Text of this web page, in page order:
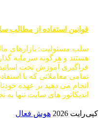
قوانین استفاده از مطالب
سلب مسئولیت: بازارهای
هستند و هرگونه سرمایه
فراگیری آموزش تحت
تمامی معاملاتی که با
انجام می دهید بر عهده
اندیکاتور های سایت تنها
کپی‌رایت 2026 هوش فعال